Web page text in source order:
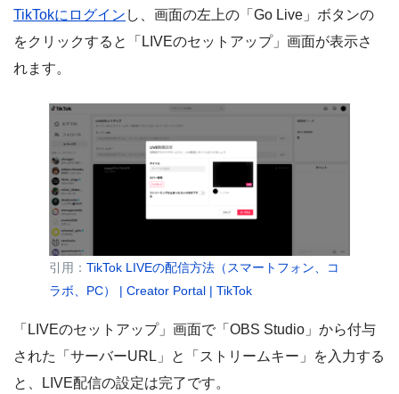
TikTokにログイン し、画面の左上の「Go Live」ボタンの
をクリックすると「LIVEのセットアップ」画面が表示さ
れます。
引用： TikTok LIVEの配信方法（スマートフォン、コ
ラボ、PC） | Creator Portal | TikTok
「LIVEのセットアップ」画面で「OBS Studio」から付与
された「サーバーURL」と「ストリームキー」を入力する
と、LIVE配信の設定は完了です。